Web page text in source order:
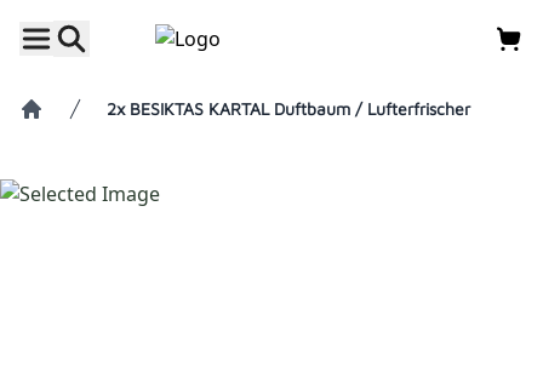
2x BESIKTAS KARTAL Duftbaum / Lufterfrischer